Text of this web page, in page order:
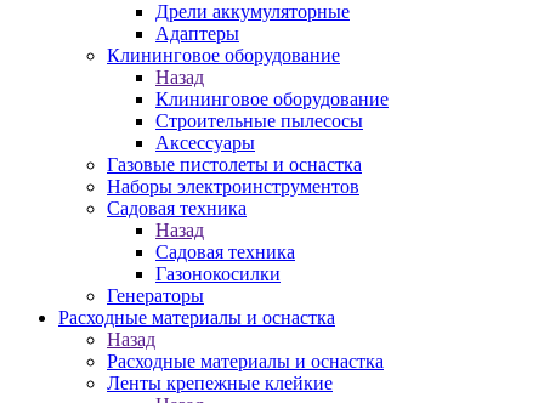
Дрели аккумуляторные
Адаптеры
Клининговое оборудование
Назад
Клининговое оборудование
Строительные пылесосы
Аксессуары
Газовые пистолеты и оснастка
Наборы электроинструментов
Садовая техника
Назад
Садовая техника
Газонокосилки
Генераторы
Расходные материалы и оснастка
Назад
Расходные материалы и оснастка
Ленты крепежные клейкие